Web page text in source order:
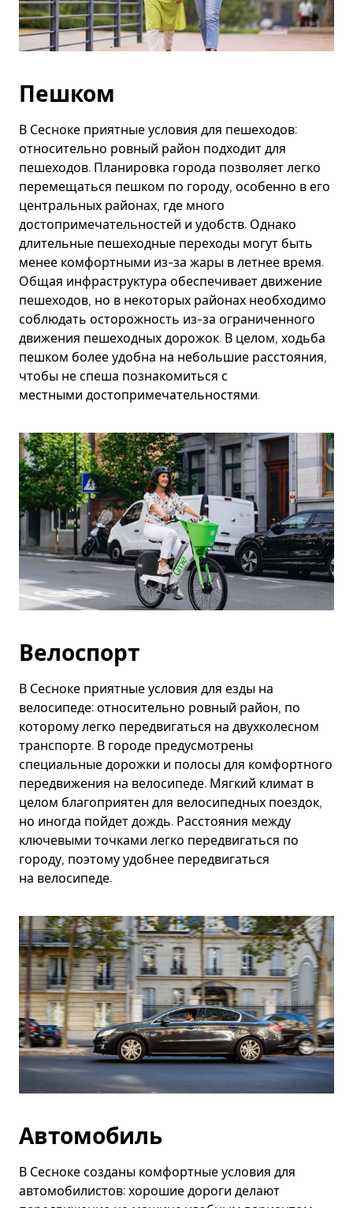
Пешком
В Сесноке приятные условия для пешеходов:
относительно ровный район подходит для
пешеходов. Планировка города позволяет легко
перемещаться пешком по городу, особенно в его
центральных районах, где много
достопримечательностей и удобств. Однако
длительные пешеходные переходы могут быть
менее комфортными из-за жары в летнее время.
Общая инфраструктура обеспечивает движение
пешеходов, но в некоторых районах необходимо
соблюдать осторожность из-за ограниченного
движения пешеходных дорожок. В целом, ходьба
пешком более удобна на небольшие расстояния,
чтобы не спеша познакомиться с
местными достопримечательностями.
Велоспорт
В Сесноке приятные условия для езды на
велосипеде: относительно ровный район, по
которому легко передвигаться на двухколесном
транспорте. В городе предусмотрены
специальные дорожки и полосы для комфортного
передвижения на велосипеде. Мягкий климат в
целом благоприятен для велосипедных поездок,
но иногда пойдет дождь. Расстояния между
ключевыми точками легко передвигаться по
городу, поэтому удобнее передвигаться
на велосипеде.
Автомобиль
В Сесноке созданы комфортные условия для
автомобилистов: хорошие дороги делают